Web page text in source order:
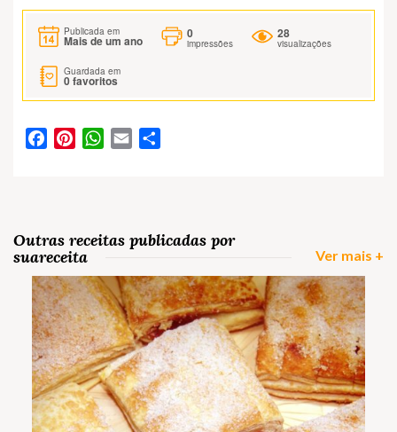
Publicada em
Mais de um ano
0
impressões
28
visualizações
Guardada em
0favoritos
FacebookPinterestWhatsApp
Email
Outras receitas publicadas por
suareceita
Ver mais +